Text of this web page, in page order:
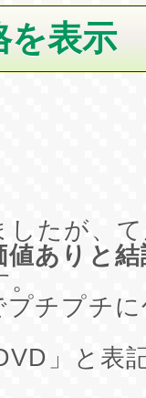
たが、
値ありと
プチプチ
」と表